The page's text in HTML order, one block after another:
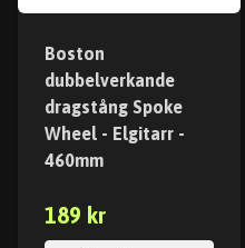
Boston
dubbelverkande
dragstång Spoke
Wheel - Elgitarr -
460mm
189 kr